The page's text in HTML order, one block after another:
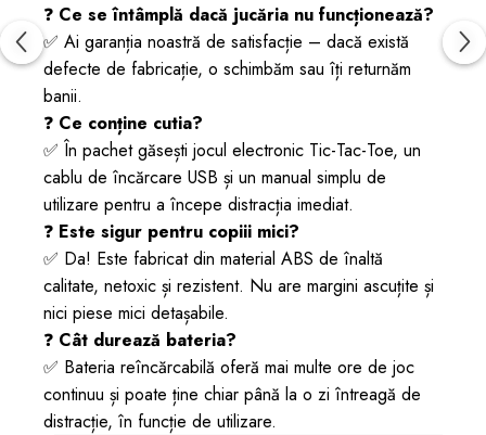
❓ Ce se întâmplă dacă jucăria nu funcționează?
✅ Ai garanția noastră de satisfacție – dacă există
defecte de fabricație, o schimbăm sau îți returnăm
banii.
❓ Ce conține cutia?
✅ În pachet găsești jocul electronic Tic-Tac-Toe, un
cablu de încărcare USB și un manual simplu de
utilizare pentru a începe distracția imediat.
❓ Este sigur pentru copiii mici?
✅ Da! Este fabricat din material ABS de înaltă
calitate, netoxic și rezistent. Nu are margini ascuțite și
nici piese mici detașabile.
❓ Cât durează bateria?
✅ Bateria reîncărcabilă oferă mai multe ore de joc
continuu și poate ține chiar până la o zi întreagă de
distracție, în funcție de utilizare.